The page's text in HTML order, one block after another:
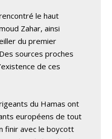
le haut
Zahar, ainsi
du premier
sources proches
de ces
du Hamas ont
européens de tout
finir avec le boycott